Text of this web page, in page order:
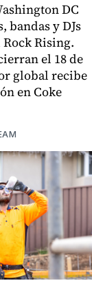
DC
bandas y DJs
Rising.
el 18 de
global recibe
en Coke